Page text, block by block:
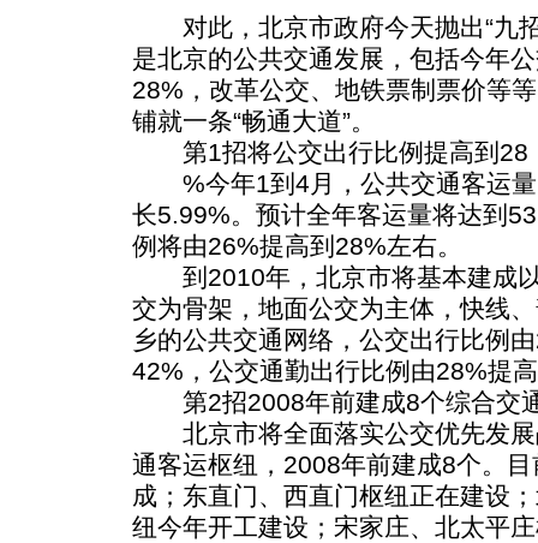
对此，北京市政府今天抛出“九
是北京的公共交通发展，包括今年
28%，改革公交、地铁票制票价等
铺就一条“畅通大道”。
第1招将公交出行比例提高到28
%今年1到4月，公共交通客运量
长5.99%。预计全年客运量将达到
例将由26%提高到28%左右。
到2010年，北京市将基本建成以
交为骨架，地面公交为主体，快线
乡的公共交通网络，公交出行比例
42%，公交通勤出行比例由28%提
第2招2008年前建成8个综合交
北京市将全面落实公交优先发展
通客运枢纽，2008年前建成8个。
成；东直门、西直门枢纽正在建设
纽今年开工建设；宋家庄、北太平